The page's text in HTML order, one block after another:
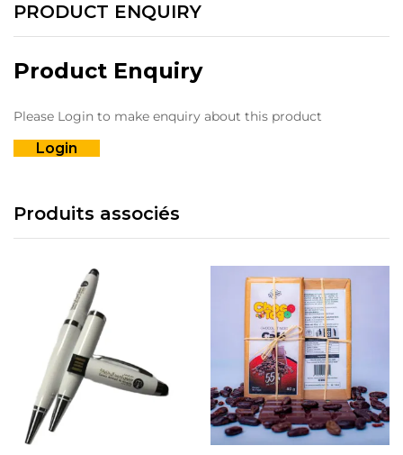
PRODUCT ENQUIRY
Product Enquiry
Please Login to make enquiry about this product
Login
Produits associés